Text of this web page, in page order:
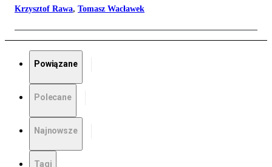
Krzysztof Rawa, Tomasz Wacławek
Powiązane
Polecane
Najnowsze
Tagi